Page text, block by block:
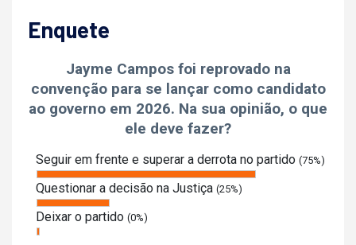
Enquete
Jayme Campos foi reprovado na
convenção para se lançar como candidato
ao governo em 2026. Na sua opinião, o que
ele deve fazer?
Seguir em frente e superar a derrota no partido (75%)
Questionar a decisão na Justiça (25%)
Deixar o partido (0%)